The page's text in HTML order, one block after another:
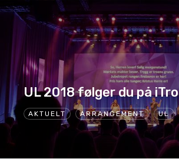
AKTUELT ARRANGEMENT UL
UL 2018 følger du på iTro